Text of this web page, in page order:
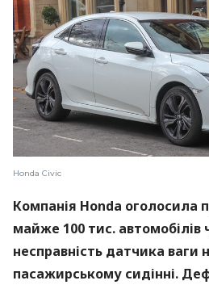
Honda Civic
Компанія Honda оголосила
майже 100 тис.
несправність датчика ваги
пасажирському сидінні.